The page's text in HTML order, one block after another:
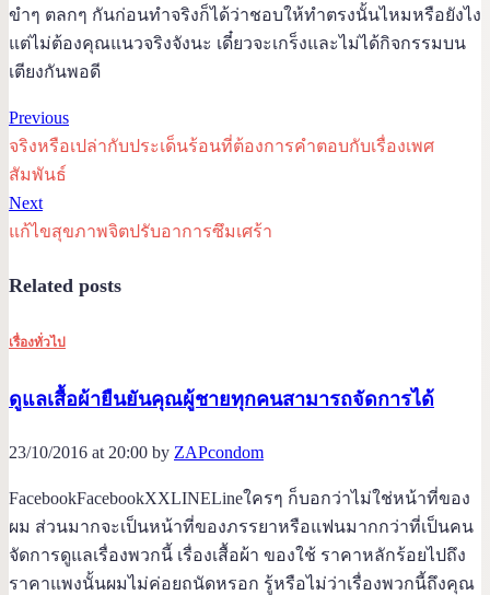
ขำๆ ตลกๆ กันก่อนทำจริงก็ได้ว่าชอบให้ทำตรงนั้นไหมหรือยังไง
แต่ไม่ต้องคุณแนวจริงจังนะ เดี๋ยวจะเกร็งและไม่ได้กิจกรรมบน
เตียงกันพอดี
Previous
จริงหรือเปล่ากับประเด็นร้อนที่ต้องการคำตอบกับเรื่องเพศ
สัมพันธ์
Next
แก้ไขสุขภาพจิตปรับอาการซึมเศร้า
Related posts
เรื่องทั่วไป
ดูแลเสื้อผ้ายืนยันคุณผู้ชายทุกคนสามารถจัดการได้
23/10/2016 at 20:00 by ZAPcondom
FacebookFacebookXXLINELineใครๆ ก็บอกว่าไม่ใช่หน้าที่ของ
ผม ส่วนมากจะเป็นหน้าที่ของภรรยาหรือแฟนมากกว่าที่เป็นคน
จัดการดูแลเรื่องพวกนี้ เรื่องเสื้อผ้า ของใช้ ราคาหลักร้อยไปถึง
ราคาแพงนั้นผมไม่ค่อยถนัดหรอก รู้หรือไม่ว่าเรื่องพวกนี้ถึงคุณ